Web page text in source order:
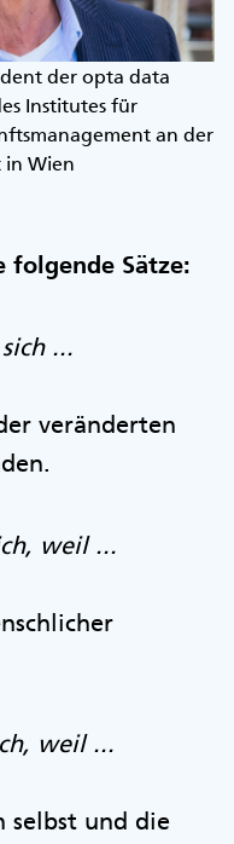
der opta data
Institutes für
an der
in Wien
folgende Sätze:
...
veränderten
weil ...
weil ...
selbst und die